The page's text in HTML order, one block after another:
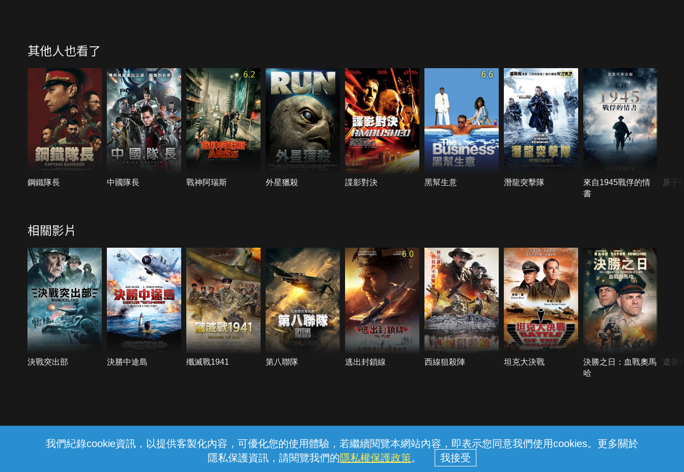
我們紀錄cookie資訊，以提供客製化內容，可優化您的使用體驗，若繼續閱覽本網站內容，即表示您同意我們使用cookies。更多關於
隱私保護資訊，請閱覽我們的隱私權保護政策。
其他人也看了
鋼鐵隊長 中國隊長
6.2
戰神阿瑞斯 外星獵殺 諜影對決
6.6
黑幫生意
5.5
潛龍突擊隊
來自1945戰俘的情
書
原子
相關影片
決戰突出部 決勝中途島 殲滅戰1941 第八聯隊
6.0
逃出封鎖線 西線狙殺陣 坦克大決戰
決勝之日：血戰奧馬
哈
遺落
線上客服 服務條款 隱私權保護
中華電信股份有限公司個人家庭分公司 (統一編號：96979949) © 2026